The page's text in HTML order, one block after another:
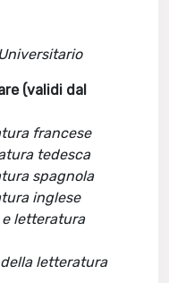
(validi dal
francese
tedesca
spagnola
inglese
letteratura
letteratura